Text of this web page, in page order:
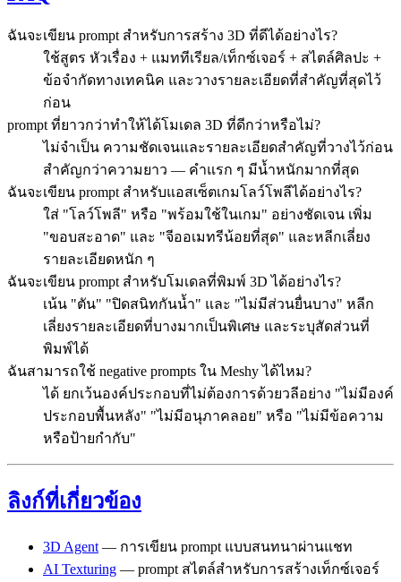
ฉันจะเขียน prompt สำหรับการสร้าง 3D ที่ดีได้อย่างไร?
ใช้สูตร หัวเรื่อง + แมททีเรียล/เท็กซ์เจอร์ + สไตล์ศิลปะ +
ข้อจำกัดทางเทคนิค และวางรายละเอียดที่สำคัญที่สุดไว้
ก่อน
prompt ที่ยาวกว่าทำให้ได้โมเดล 3D ที่ดีกว่าหรือไม่?
ไม่จำเป็น ความชัดเจนและรายละเอียดสำคัญที่วางไว้ก่อน
สำคัญกว่าความยาว — คำแรก ๆ มีน้ำหนักมากที่สุด
ฉันจะเขียน prompt สำหรับแอสเซ็ตเกมโลว์โพลีได้อย่างไร?
ใส่ "โลว์โพลี" หรือ "พร้อมใช้ในเกม" อย่างชัดเจน เพิ่ม
"ขอบสะอาด" และ "จีออเมทรีน้อยที่สุด" และหลีกเลี่ยง
รายละเอียดหนัก ๆ
ฉันจะเขียน prompt สำหรับโมเดลที่พิมพ์ 3D ได้อย่างไร?
เน้น "ตัน" "ปิดสนิทกันน้ำ" และ "ไม่มีส่วนยื่นบาง" หลีก
เลี่ยงรายละเอียดที่บางมากเป็นพิเศษ และระบุสัดส่วนที่
พิมพ์ได้
ฉันสามารถใช้ negative prompts ใน Meshy ได้ไหม?
ได้ ยกเว้นองค์ประกอบที่ไม่ต้องการด้วยวลีอย่าง "ไม่มีองค์
ประกอบพื้นหลัง" "ไม่มีอนุภาคลอย" หรือ "ไม่มีข้อความ
หรือป้ายกำกับ"
ลิงก์ที่เกี่ยวข้อง
3D Agent— การเขียน prompt แบบสนทนาผ่านแชท
AI Texturing — prompt สไตล์สำหรับการสร้างเท็กซ์เจอร์